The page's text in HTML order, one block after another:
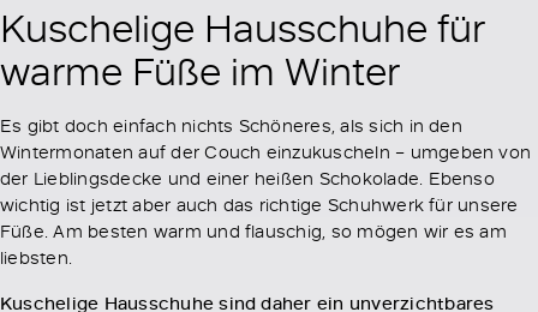
Kuschelige Hausschuhe für
warme Füße im Winter
Es gibt doch einfach nichts Schöneres, als sich in den
Wintermonaten auf der Couch einzukuscheln – umgeben von
der Lieblingsdecke und einer heißen Schokolade. Ebenso
wichtig ist jetzt aber auch das richtige Schuhwerk für unsere
Füße. Am besten warm und flauschig, so mögen wir es am
liebsten.
Kuschelige Hausschuhe sind daher ein unverzichtbares